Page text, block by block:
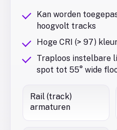
Kan worden
hoogvolt tracks
Hoge CRI (> 97)
Traploos instelbare
spot tot 55° wide
Rail (track)
armaturen